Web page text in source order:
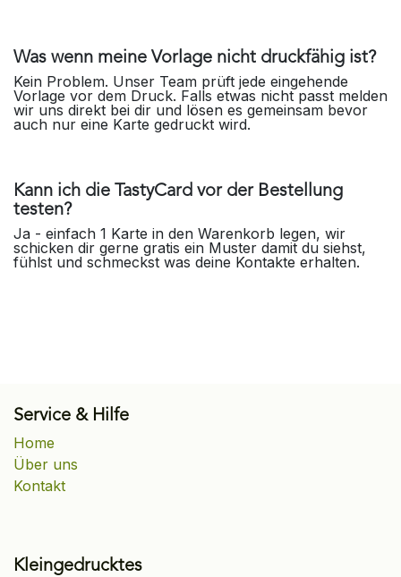
Was wenn meine Vorlage nicht druckfähig ist?
Kein Problem. Unser Team prüft jede eingehende
Vorlage vor dem Druck. Falls etwas nicht passt melden
wir uns direkt bei dir und lösen es gemeinsam bevor
auch nur eine Karte gedruckt wird.
Kann ich die TastyCard vor der Bestellung
testen?
Ja - einfach 1 Karte in den Warenkorb legen, wir
schicken dir gerne gratis ein Muster damit du siehst,
fühlst und schmeckst was deine Kontakte erhalten.
Service & Hilfe
Home
Über uns
Kontakt
Kleingedrucktes